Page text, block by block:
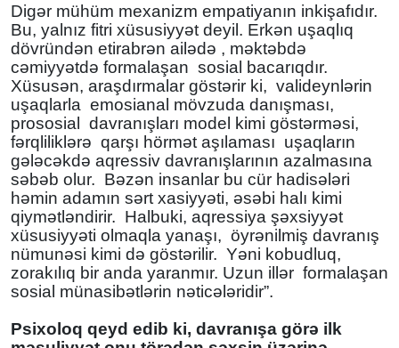
Digər mühüm mexanizm empatiyanın inkişafıdır.
Bu, yalnız fitri xüsusiyyət deyil. Erkən uşaqlıq
dövründən etirabrən ailədə , məktəbdə
cəmiyyətdə formalaşan sosial bacarıqdır.
Xüsusən, araşdırmalar göstərir ki, valideynlərin
uşaqlarla emosianal mövzuda danışması,
prososial davranışları model kimi göstərməsi,
fərqliliklərə qarşı hörmət aşılaması uşaqların
gələcəkdə aqressiv davranışlarının azalmasına
səbəb olur. Bəzən insanlar bu cür hadisələri
həmin adamın sərt xasiyyəti, əsəbi halı kimi
qiymətləndirir. Halbuki, aqressiya şəxsiyyət
xüsusiyyəti olmaqla yanaşı, öyrənilmiş davranış
nümunəsi kimi də göstərilir. Yəni kobudluq,
zorakılıq bir anda yaranmır. Uzun illər formalaşan
sosial münasibətlərin nəticələridir”.
Psixoloq qeyd edib ki, davranışa görə ilk